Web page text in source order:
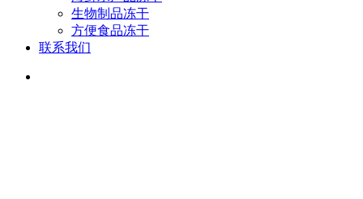
生物制品冻干
方便食品冻干
联系我们